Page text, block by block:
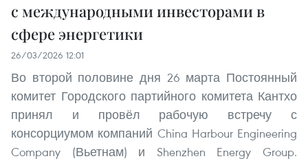
с международными инвесторами в
сфере энергетики
26/03/2026 12:01
Во второй половине дня 26 марта Постоянный
комитет Городского партийного комитета Кантхо
принял и провёл рабочую встречу с
консорциумом компаний China Harbour Engineering
Company (Вьетнам) и Shenzhen Energy Group.